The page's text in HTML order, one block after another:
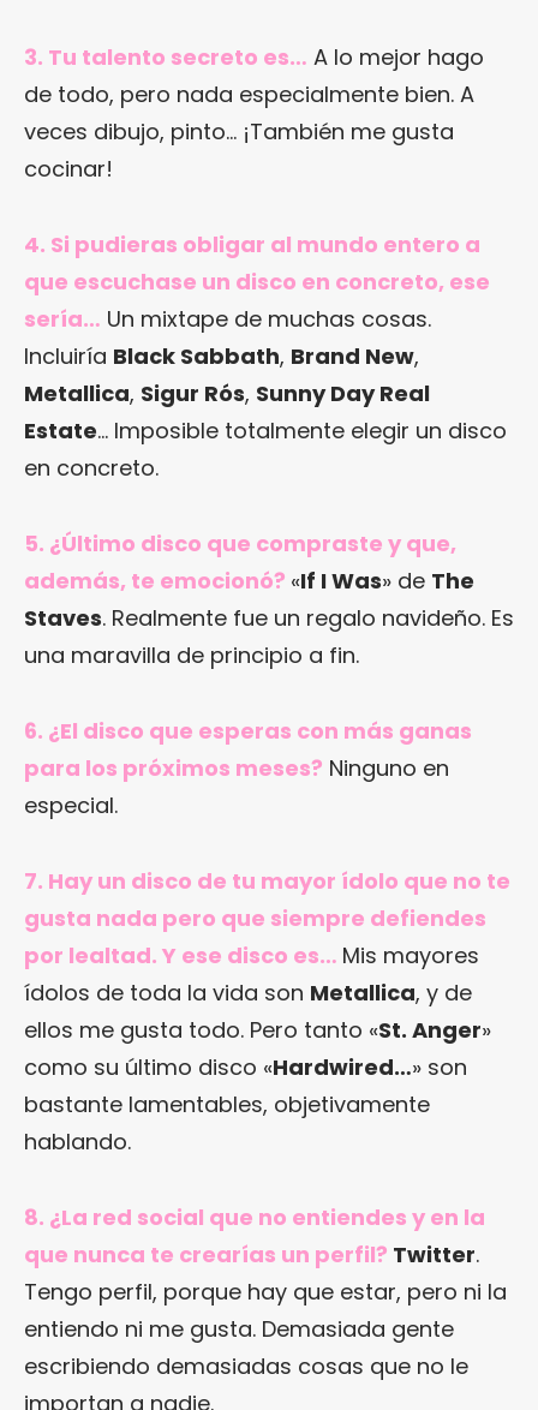
3. Tu talento secreto es… A lo mejor hago
de todo, pero nada especialmente bien. A
veces dibujo, pinto… ¡También me gusta
cocinar!
4. Si pudieras obligar al mundo entero a
que escuchase un disco en concreto, ese
sería… Un mixtape de muchas cosas.
Incluiría Black Sabbath, Brand New,
Metallica, Sigur Rós, Sunny Day Real
Estate… Imposible totalmente elegir un disco
en concreto.
5. ¿Último disco que compraste y que,
además, te emocionó? «If I Was» de The
Staves. Realmente fue un regalo navideño. Es
una maravilla de principio a fin.
6. ¿El disco que esperas con más ganas
para los próximos meses? Ninguno en
especial.
7. Hay un disco de tu mayor ídolo que no te
gusta nada pero que siempre defiendes
por lealtad. Y ese disco es… Mis mayores
ídolos de toda la vida son Metallica, y de
ellos me gusta todo. Pero tanto «St. Anger»
como su último disco «Hardwired…» son
bastante lamentables, objetivamente
hablando.
8. ¿La red social que no entiendes y en la
que nunca te crearías un perfil? Twitter.
Tengo perfil, porque hay que estar, pero ni la
entiendo ni me gusta. Demasiada gente
escribiendo demasiadas cosas que no le
importan a nadie.